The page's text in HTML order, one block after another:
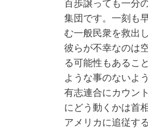
百歩譲っても一分
集団です。一刻も
む一般民衆を救出
彼らが不幸なのは
る可能性もあるこ
ような事のないよ
有志連合にカウン
にどう動くかは首
アメリカに追従す